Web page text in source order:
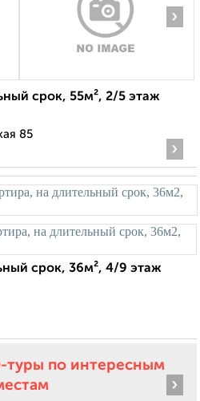
›
срок, 55м², 2/5 этаж
85
›
срок, 36м², 4/9 этаж
туры по интересным
›